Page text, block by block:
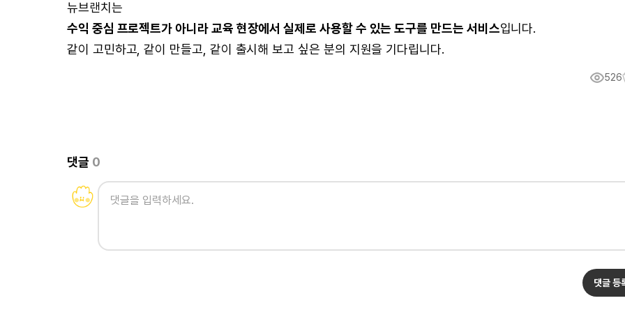
뉴브랜치는
수익 중심 프로젝트가 아니라 교육 현장에서 실제로 사용할 수 있는 도구를 만드는 서비스입니다.
같이 고민하고, 같이 만들고, 같이 출시해 보고 싶은 분의 지원을 기다립니다.
526
댓글 0
댓글 등